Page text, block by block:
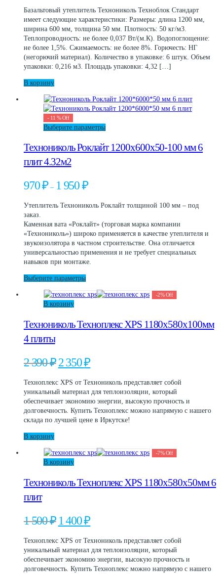
1
350 ₽.
260 ₽.
Базальтовый утеплитель Технониколь Техноблок Стандарт
имеет следующие характеристики: Размеры: длина 1200 мм,
ширина 600 мм, толщина 50 мм. Плотность: 50 кг/м3.
Теплопроводность: не более 0,037 Вт/(м.К). Водопоглощение:
не более 1,5%. Сжимаемость: не более 8%. Горючесть: НГ
(негорючий материал). Количество в упаковке: 6 штук. Объем
упаковки: 0,216 м3. Площадь упаковки: 4,32 […]
В корзину
- 11 % Off
Выберите параметрыЭтот
имеет
несколько
Технониколь Роклайт 1200х600х50-100 мм 6
плит 4.32м2
970₽ – 1 950₽Диапазон
–
950 ₽
Утеплитель Технониколь Роклайт толщиной 100 мм – под
заказ.
Каменная вата «Роклайт» (торговая марка компании
«Технониколь») широко применяется в качестве утеплителя и
звукоизолятора в частном строительстве. Она отличается
универсальностью применения и не требует специальных
навыков при монтаже.
Выберите параметрыЭтот
имеет
Опции
странице
-2% Off
В корзину
Технониколь Техноплекс XPS 1180х580х100мм
4 плиты
2 390₽ Первоначальная
цена
2
390 ₽.
2 350₽Текущая
цена:
350 ₽.
Техноплекс XPS от Технониколь представляет собой
уникальный материал для теплоизоляции, который
обеспечивает экономию энергии, высокую прочность и
долговечность. Купить Техноплекс можно напрямую с нашего
склада по лучшей цене в Иркутске!
В корзину
-7% Off
В корзину
Технониколь Техноплекс XPS 1180х580х50мм 6
плит
1 500₽ Первоначальная
цена
1
500 ₽.
1 400₽Текущая
цена:
400 ₽.
Техноплекс XPS от Технониколь представляет собой
уникальный материал для теплоизоляции, который
обеспечивает экономию энергии, высокую прочность и
долговечность. Купить Техноплекс можно напрямую с нашего